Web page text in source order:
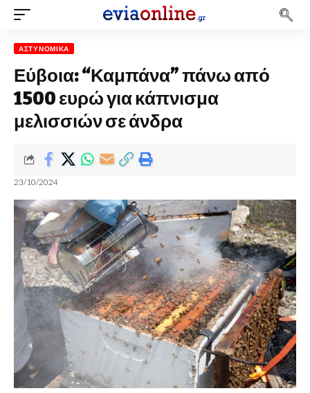
ΑΣΤΥΝΟΜΙΚΆ
Εύβοια: “Καμπάνα” πάνω από
1500 ευρώ για κάπνισμα
μελισσιών σε άνδρα
23/10/2024